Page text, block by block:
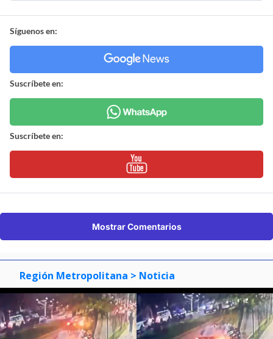
Síguenos en:
Suscríbete en:
Suscríbete en:
Mostrar Comentarios
Región Metropolitana > Noticia